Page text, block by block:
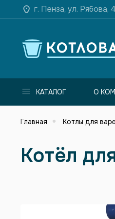
г. Пенза, ул. Рябова,
КАТАЛОГ О
Главная Котлы для
Котёл